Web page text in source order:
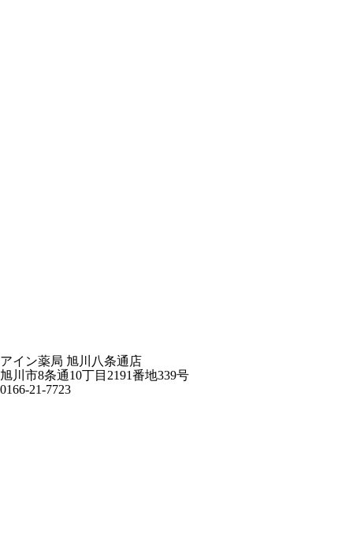
アイン薬局 旭川八条通店
旭川市8条通10丁目2191番地339号
0166-21-7723